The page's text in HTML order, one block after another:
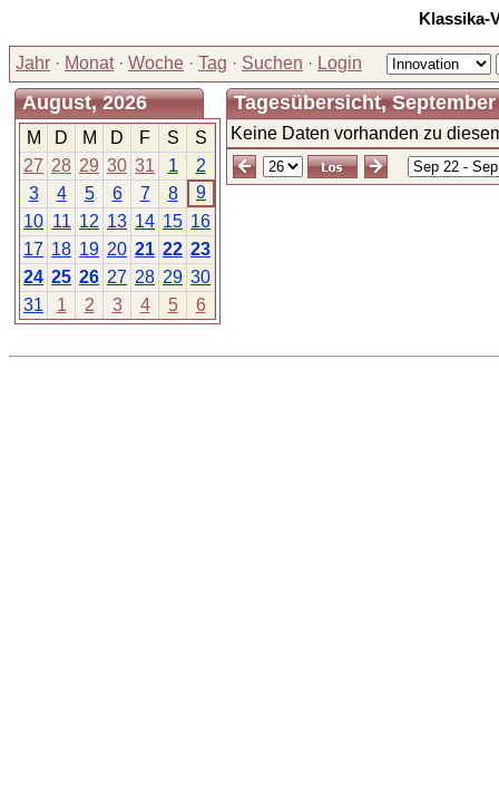
Klassika-
Jahr · Monat· Woche · Tag · Suchen · Login
August, 2026
M D M D F S
S
27 28 29 30 31 1
2
3
4 5 6 7 8
9
10 11 12 13 14 15 16
17 18 19 20 21 22 23
24 25 26 27 28 29 30
31
1 2 3 4 5 6
Tagesübersicht,
Keine Daten vorhanden zu